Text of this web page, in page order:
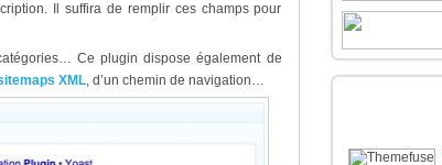
Il suffira de remplir ces champs pour
Ce plugin dispose également de
XML, d’un chemin de navigation…